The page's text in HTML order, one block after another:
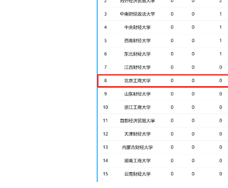
【审核评估】新一轮本科教育教学审核评估工作